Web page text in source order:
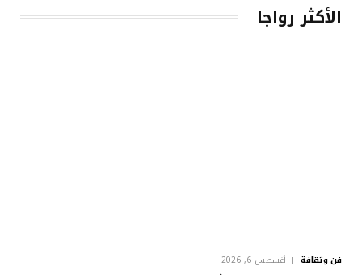
الأكثر رواجا
فن وثقافة
أغسطس 6, 2026